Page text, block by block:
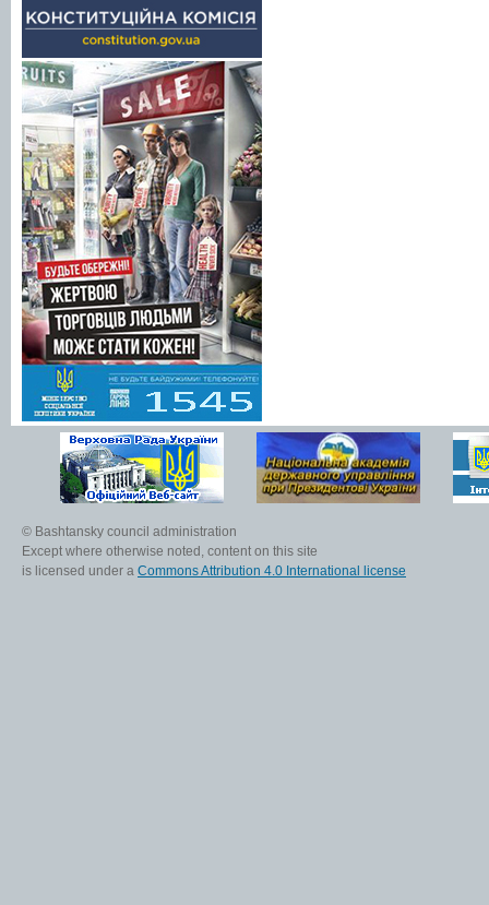
© Bashtansky council administration
Except where otherwise noted, content on this site
is licensed under a Commons Attribution 4.0 International license